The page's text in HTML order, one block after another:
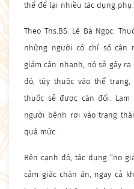
thể để lại nhiều tác dụng phụ.
Theo Ths.BS. Lê Bá Ngọc:
những người có chỉ số cân
giảm cân nhanh, nó sẽ gây
đó, tùy thuộc vào thể
thuốc sẽ được cân đối.
người bệnh rơi vào trạng
quá mức.
Bên cạnh đó, tác dụng “no
cảm giác chán ăn, ngay cả